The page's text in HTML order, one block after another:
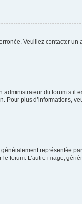
Veuillez contacter un
du forum s’il
Pour plus d’informations,
représentée
forum. L’autre image,